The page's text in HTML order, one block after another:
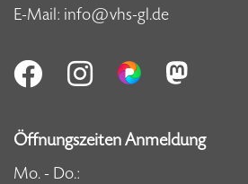
E-Mail: info@vhs-gl.de
Öffnungszeiten Anmeldung
Mo. - Do.: